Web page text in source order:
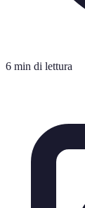
6 min di lettura